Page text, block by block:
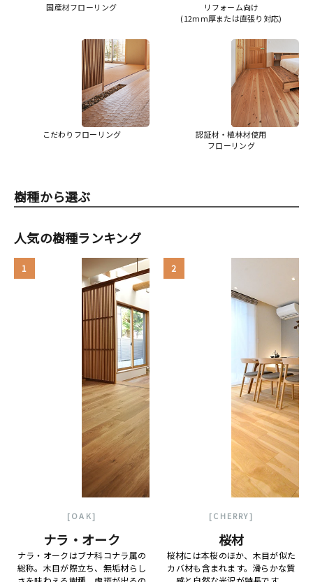
国産材フローリング
リフォーム向け
(12mm厚または直張り対応)
こだわりフローリング
認証材・植林材使用
フローリング
樹種から選ぶ
人気の樹種ランキング
1
[OAK]
ナラ・オーク
ナラ・オークはブナ科コナラ属の
総称。木目が際立ち、無垢材らし
2
[CHERRY]
桜材
桜材には本桜のほか、木目が似た
カバ材も含まれます。滑らかな質